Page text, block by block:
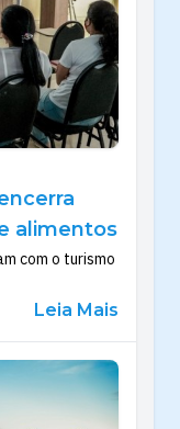
alimentos
com o turismo
Leia Mais